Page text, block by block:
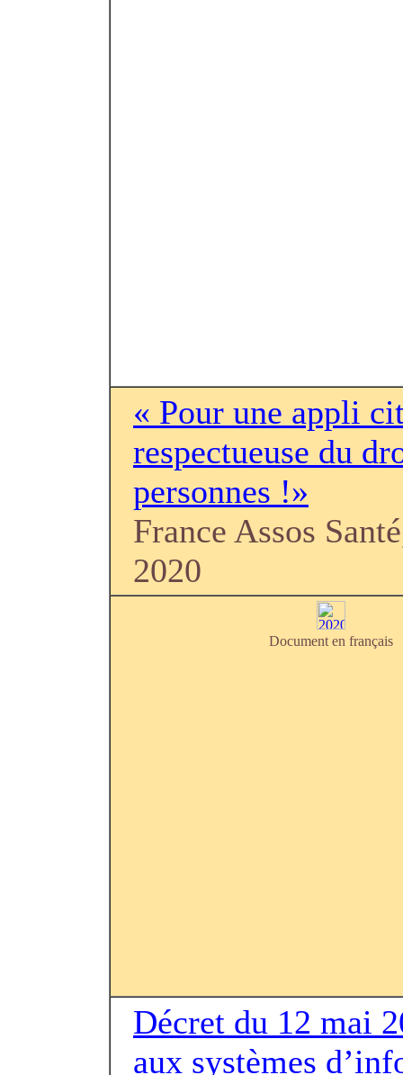
« Pour une appli
respectueuse du
personnes !»
France Assos
2020
Document en français
Décret du 12 mai
aux systèmes